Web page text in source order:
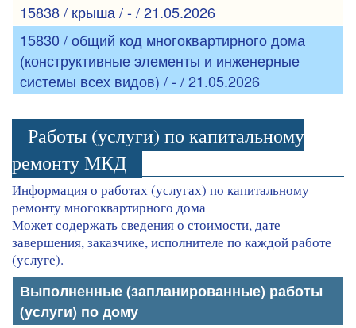
15838 / крыша / - / 21.05.2026
15830 / общий код многоквартирного дома
(конструктивные элементы и инженерные
системы всех видов) / - / 21.05.2026
Работы (услуги) по капитальному
ремонту МКД
Информация о работах (услугах) по капитальному
ремонту многоквартирного дома
Может содержать сведения о стоимости, дате
завершения, заказчике, исполнителе по каждой работе
(услуге).
Выполненные (запланированные) работы
(услуги) по дому